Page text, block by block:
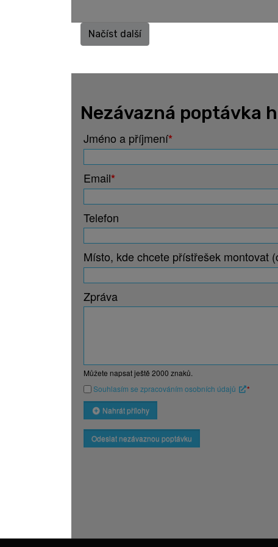
Načíst další
Nezávazná poptávka
Jméno a příjmení*
Email*
Telefon
Místo, kde chcete přístřešek montovat
Zpráva
Můžete napsat ještě 2000 znaků.
Souhlasím se zpracováním osobních údajů
*
Nahrát přílohy
Odeslat nezávaznou poptávku